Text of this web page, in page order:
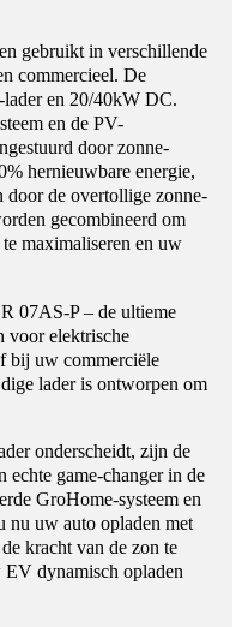
gebruikt in verschillende
commercieel. De
en 20/40kW DC.
en de PV-
door zonne-
hernieuwbare energie,
de overtollige zonne-
gecombineerd om
maximaliseren en uw
07AS-P – de ultieme
voor elektrische
bij uw commerciële
lader is ontworpen om
onderscheidt, zijn de
echte game-changer in de
GroHome-systeem en
nu uw auto opladen met
kracht van de zon te
EV dynamisch opladen